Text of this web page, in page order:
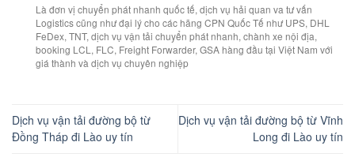
Là đơn vị chuyển phát nhanh quốc tế, dịch vụ hải quan va tư vấn
Logistics cũng như đại lý cho các hãng CPN Quốc Tế như UPS, DHL
FeDex, TNT, dịch vụ vận tải chuyển phát nhanh, chành xe nội địa,
booking LCL, FLC, Freight Forwarder, GSA hàng đầu tại Việt Nam với
giá thành và dịch vụ chuyên nghiệp
Dịch vụ vận tải đường bộ từ
Đồng Tháp đi Lào uy tín
Dịch vụ vận tải đường bộ từ Vĩnh
Long đi Lào uy tín